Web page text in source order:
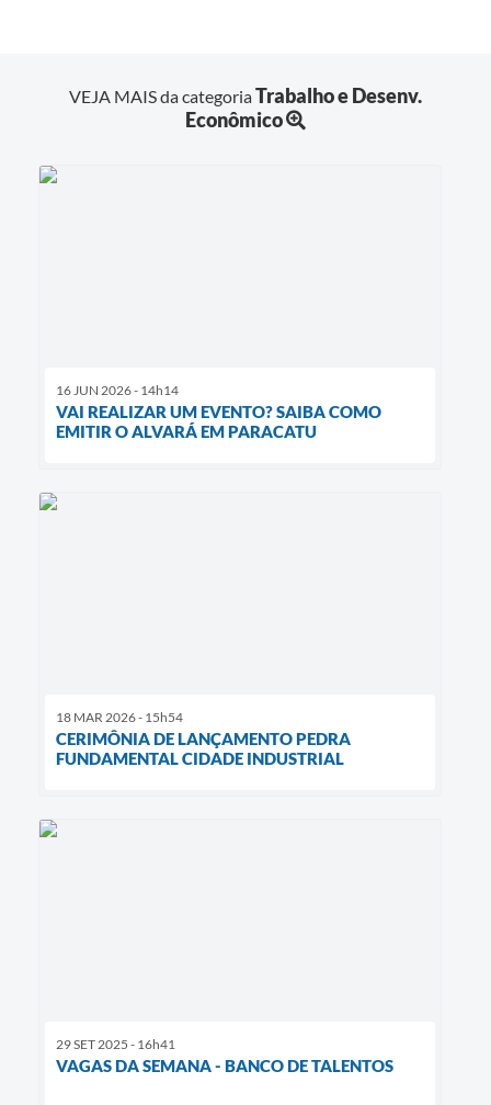
VEJA MAIS da categoriaTrabalho e Desenv.
Econômico
16 JUN 2026 - 14h14
VAI REALIZAR UM EVENTO? SAIBA COMO
EMITIR O ALVARÁ EM PARACATU
18 MAR 2026 - 15h54
CERIMÔNIA DE LANÇAMENTO PEDRA
FUNDAMENTAL CIDADE INDUSTRIAL
29 SET 2025 - 16h41
VAGAS DA SEMANA - BANCO DE TALENTOS